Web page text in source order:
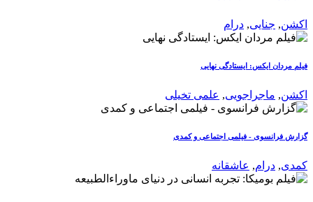
اکشن, جنایی, درام
فیلم مردان ایکس: ایستادگی نهایی
اکشن, ماجراجویی, علمی تخیلی
گزارش فرانسوی - فیلمی اجتماعی و کمدی
کمدی, درام, عاشقانه